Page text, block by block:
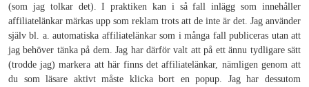
(som jag tolkar det). I praktiken kan i så fall inlägg som innehåller
affiliatelänkar märkas upp som reklam trots att de inte är det. Jag använder
själv bl. a. automatiska affiliatelänkar som i många fall publiceras utan att
jag behöver tänka på dem. Jag har därför valt att på ett ännu tydligare sätt
(trodde jag) markera att här finns det affiliatelänkar, nämligen genom att
du som läsare aktivt måste klicka bort en popup. Jag har dessutom